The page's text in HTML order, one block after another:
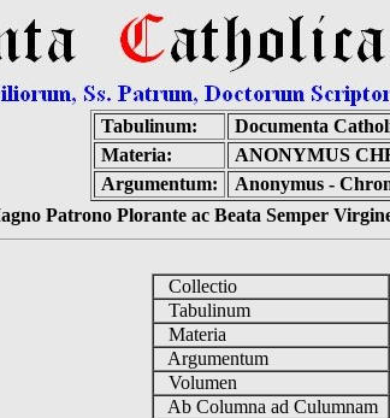
Tabulinum:
Documenta
Materia:
ANONYMUS
Argumentum:
Anonymus -
Patrono Plorante ac Beata Semper
Collectio
Tabulinum
Materia
Argumentum
Volumen
Ab Columna ad Culumnam